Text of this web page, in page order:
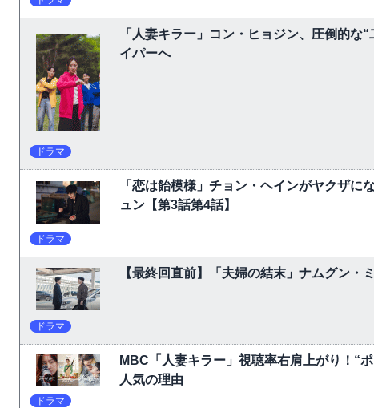
「人妻キラー」コン・ヒョジン、圧倒的な
イパーへ
ドラマ
「恋は飴模様」チョン・ヘインがヤクザ
ュン【第3話第4話】
ドラマ
【最終回直前】「夫婦の結末」ナムグン
ドラマ
MBC「人妻キラー」視聴率右肩上がり！“
人気の理由
ドラマ